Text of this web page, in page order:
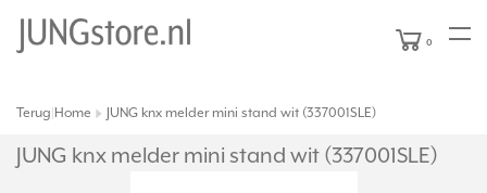
0
Terug Home JUNG knx melder mini stand wit (337001SLE)
JUNG knx melder mini stand wit (337001SLE)